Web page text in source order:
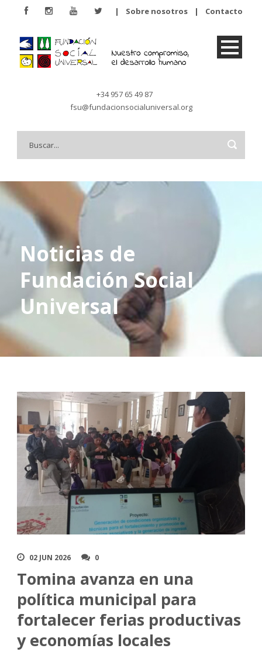
| Sobre nosotros | Contacto
+34 957 65 49 87
fsu@fundacionsocialuniversal.org
Noticias de
Fundación Social
Universal
02 JUN 2026 0
Tomina avanza en una
política municipal para
fortalecer ferias productivas
y economías locales